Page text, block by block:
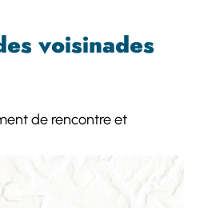
voisinades
de rencontre et